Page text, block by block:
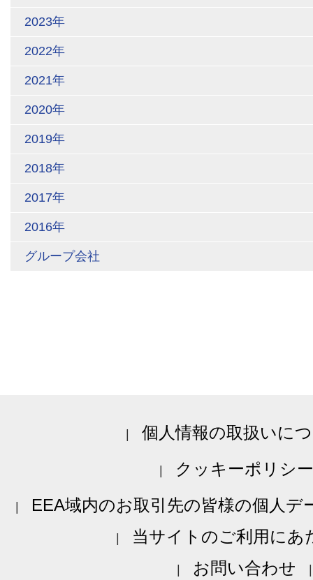
2023年
2022年
2021年
2020年
2019年
2018年
2017年
2016年
グループ会社
個人情報の取扱いに
クッキーポリシー
EEA域内のお取引先の皆様の個人デ
当サイトのご利用にあ
お問い合わせ